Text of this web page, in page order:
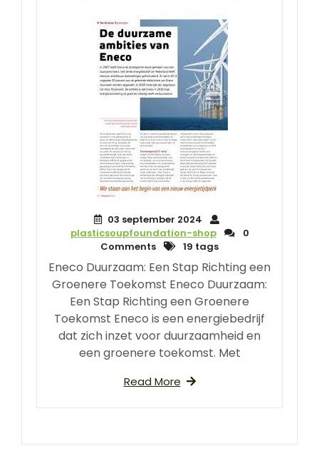
03 september 2024
plasticsoupfoundation-shop
0
Comments
19 tags
Eneco Duurzaam: Een Stap Richting een
Groenere Toekomst Eneco Duurzaam:
Een Stap Richting een Groenere
Toekomst Eneco is een energiebedrijf
dat zich inzet voor duurzaamheid en
een groenere toekomst. Met
Read More